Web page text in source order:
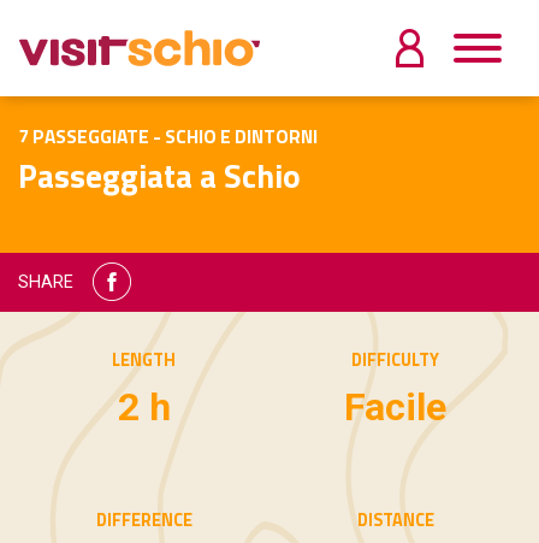
7 PASSEGGIATE - SCHIO E DINTORNI
Passeggiata a Schio
SHARE
LENGTH
2 h
DIFFICULTY
Facile
DIFFERENCE DISTANCE